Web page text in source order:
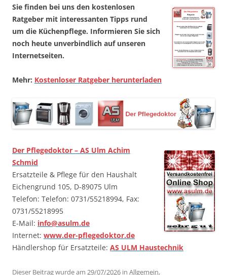
Sie finden bei uns den kostenlosen
Ratgeber mit interessanten Tipps rund
um die Küchenpflege. Informieren Sie sich
noch heute unverbindlich auf unseren
Internetseiten.
Mehr: Kostenloser Ratgeber herunterladen
Der Pflegedoktor – AS Ulm Achim
Schmid
Ersatzteile & Pflege für den Haushalt
Eichengrund 105, D-89075 Ulm
Telefon: Telefon: 0731/55218994, Fax:
0731/55218995
E-Mail: info@asulm.de
Internet: www.der-pflegedoktor.de
Händlershop für Ersatzteile: AS ULM Haustechnik
Dieser Beitrag wurde am 29/07/2026 in Allgemein,